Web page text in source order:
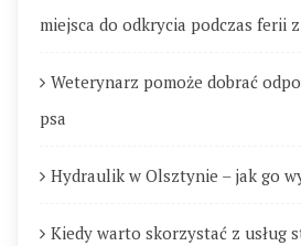
miejsca do odkrycia podczas ferii
Weterynarz pomoże dobrać
psa
Hydraulik w Olsztynie – jak go
Kiedy warto skorzystać z usług